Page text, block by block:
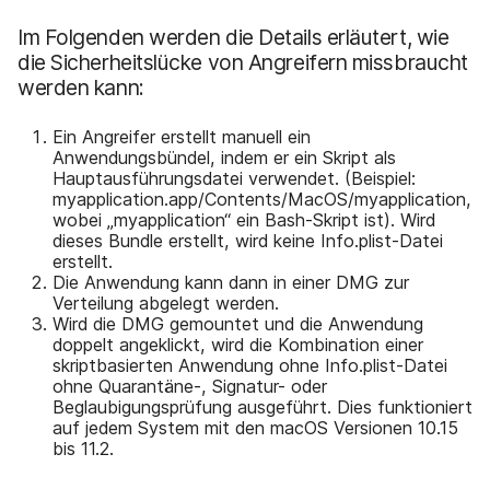
Im Folgenden werden die Details erläutert, wie
die Sicherheitslücke von Angreifern missbraucht
werden kann:
Ein Angreifer erstellt manuell ein
Anwendungsbündel, indem er ein Skript als
Hauptausführungsdatei verwendet. (Beispiel:
myapplication.app/Contents/MacOS/myapplication,
wobei „myapplication“ ein Bash-Skript ist). Wird
dieses Bundle erstellt, wird keine Info.plist-Datei
erstellt.
Die Anwendung kann dann in einer DMG zur
Verteilung abgelegt werden.
Wird die DMG gemountet und die Anwendung
doppelt angeklickt, wird die Kombination einer
skriptbasierten Anwendung ohne Info.plist-Datei
ohne Quarantäne-, Signatur- oder
Beglaubigungsprüfung ausgeführt. Dies funktioniert
auf jedem System mit den macOS Versionen 10.15
bis 11.2.